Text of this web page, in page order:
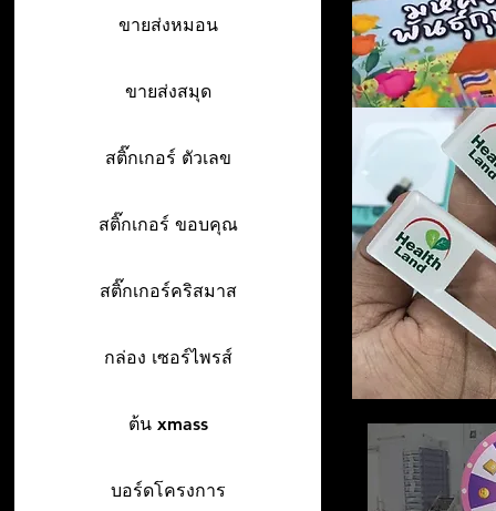
ขายส่งหมอน
ขายส่งสมุด
สติ๊กเกอร์ ตัวเลข
สติ๊กเกอร์ ขอบคุณ
สติ๊กเกอร์คริสมาส
กล่อง เซอร์ไพรส์
ต้น xmass
บอร์ดโครงการ